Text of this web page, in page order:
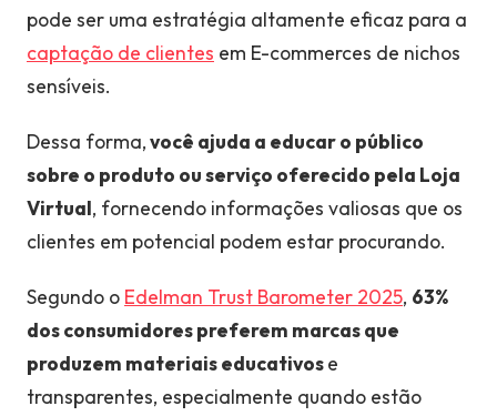
pode ser uma estratégia altamente eficaz para a
captação de clientes em E-commerces de nichos
sensíveis.
Dessa forma,você ajuda a educar o público
sobre o produto ou serviço oferecido pela Loja
Virtual, fornecendo informações valiosas que os
clientes em potencial podem estar procurando.
Segundo o Edelman Trust Barometer 2025, 63%
dos consumidores preferem marcas que
produzem materiais educativose
transparentes, especialmente quando estão